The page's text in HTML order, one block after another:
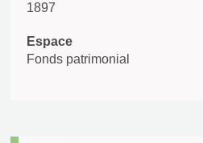
1897
Espace
Fonds patrimonial